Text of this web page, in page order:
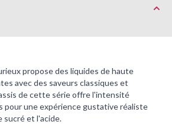
propose des liquides de haute
avec des saveurs classiques et
de cette série offre l'intensité
pour une expérience gustative réaliste
sucré et l'acide.